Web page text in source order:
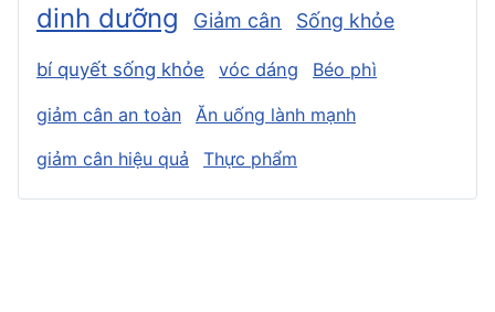
dinh dưỡng Giảm cân Sống khỏe
bí quyết sống khỏe vóc dáng Béo phì
giảm cân an toàn
Ăn uống lành mạnh
giảm cân hiệu quả
Thực phẩm